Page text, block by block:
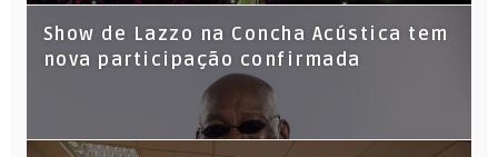
Show de Lazzo na Concha Acústica tem
nova participação confirmada